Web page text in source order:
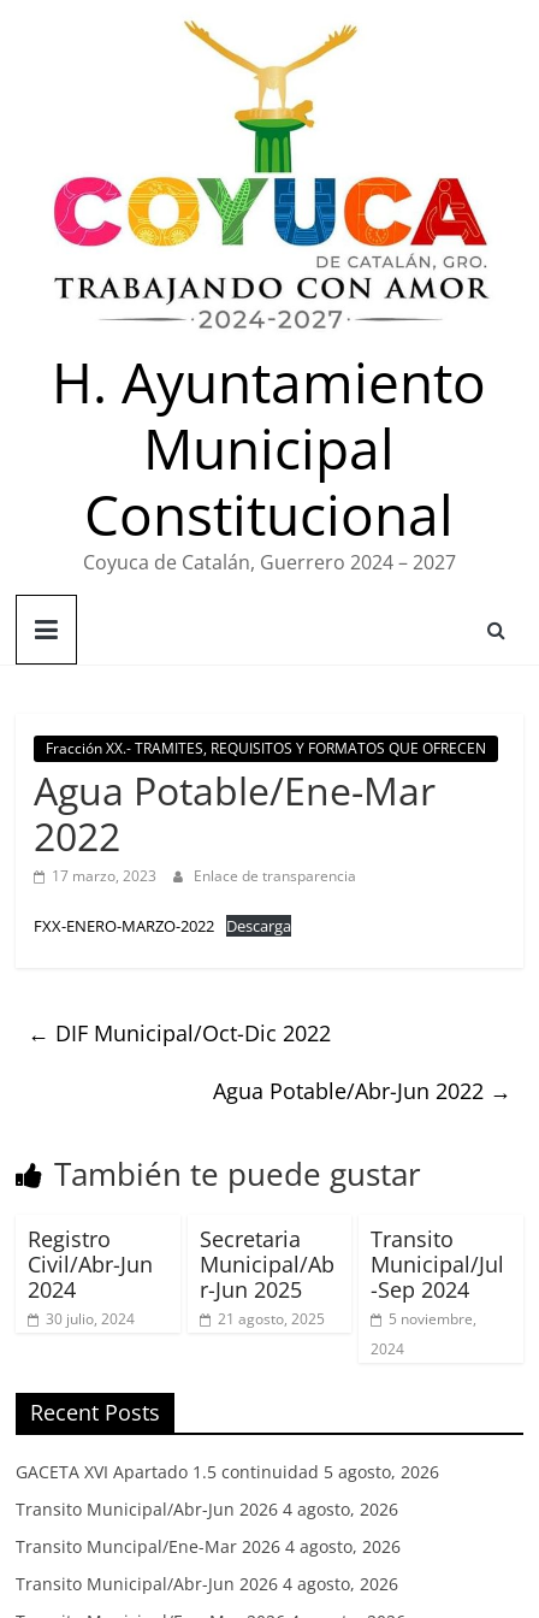
H. Ayuntamiento
Municipal
Constitucional
Coyuca de Catalán, Guerrero 2024 – 2027
Fracción XX.- TRAMITES, REQUISITOS Y FORMATOS QUE OFRECEN
Agua Potable/Ene-Mar
2022
17 marzo, 2023 Enlace de transparencia
FXX-ENERO-MARZO-2022 Descarga
← DIF Municipal/Oct-Dic 2022
Agua Potable/Abr-Jun 2022 →
También te puede gustar
Registro
Civil/Abr-Jun
2024
30 julio, 2024
Secretaria
Municipal/Ab
r-Jun 2025
21 agosto, 2025
Transito
Municipal/Jul
-Sep 2024
5 noviembre,
2024
Recent Posts
GACETA XVI Apartado 1.5 continuidad 5 agosto, 2026
Transito Municipal/Abr-Jun 2026 4 agosto, 2026
Transito Muncipal/Ene-Mar 2026 4 agosto, 2026
Transito Municipal/Abr-Jun 2026 4 agosto, 2026